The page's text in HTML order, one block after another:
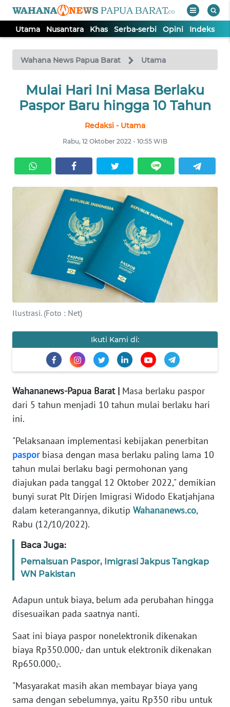
Utama Nusantara Khas Serba-serbi Opini Indeks
Wahana News Papua Barat Utama
Mulai Hari Ini Masa Berlaku
Paspor Baru hingga 10 Tahun
Redaksi - Utama
Rabu, 12 Oktober 2022 - 10:55 WIB
Ilustrasi. (Foto : Net)
Ikuti Kami di:
Wahananews-Papua Barat | Masa berlaku paspor
dari 5 tahun menjadi 10 tahun mulai berlaku hari
ini.
"Pelaksanaan implementasi kebijakan penerbitan
pasporbiasa dengan masa berlaku paling lama 10
tahun mulai berlaku bagi permohonan yang
diajukan pada tanggal 12 Oktober 2022," demikian
bunyi surat Plt Dirjen Imigrasi Widodo Ekatjahjana
dalam keterangannya, dikutip Wahananews.co,
Rabu (12/10/2022).
Baca Juga:
Pemalsuan Paspor, Imigrasi Jakpus Tangkap
WN Pakistan
Adapun untuk biaya, belum ada perubahan hingga
disesuaikan pada saatnya nanti.
Saat ini biaya paspor nonelektronik dikenakan
biaya Rp350.000,- dan untuk elektronik dikenakan
Rp650.000,-.
"Masyarakat masih akan membayar biaya yang
sama dengan sebelumnya, yaitu Rp350 ribu untuk
TV
Tutup
UTAMA
SERBA-
SERBI
INDEKS
BERITA
KONTAK
KAMI
KAMI
PEDOMAN
SIBER
REDAKSI
KARIR
DISCLAIMER
Wahana
Regional
SUMUT
WN
WN
JABAR